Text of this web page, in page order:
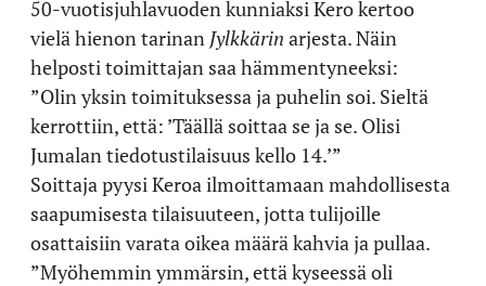
50-vuotisjuhlavuoden kunniaksi Kero kertoo
vielä hienon tarinan Jylkkärin arjesta. Näin
helposti toimittajan saa hämmentyneeksi:
”Olin yksin toimituksessa ja puhelin soi. Sieltä
kerrottiin, että: ’Täällä soittaa se ja se. Olisi
Jumalan tiedotustilaisuus kello 14.’”
Soittaja pyysi Keroa ilmoittamaan mahdollisesta
saapumisesta tilaisuuteen, jotta tulijoille
osattaisiin varata oikea määrä kahvia ja pullaa.
”Myöhemmin ymmärsin, että kyseessä oli